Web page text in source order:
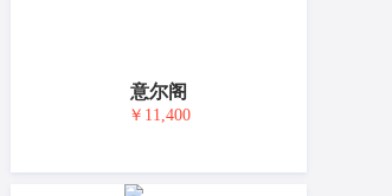
意尔阁
￥11,400